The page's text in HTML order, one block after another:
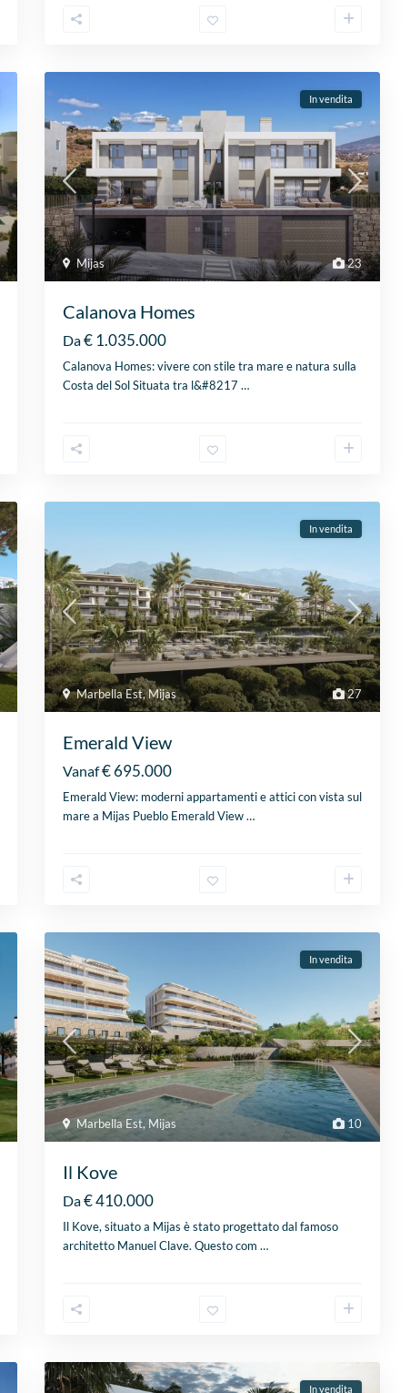
23
Mijas
In vendita
Calanova Homes
Da€ 1.035.000
Calanova Homes: vivere con stile tra mare e natura sulla
Costa del Sol Situata tra l&#8217 …
27
Marbella Est,Mijas
In vendita
Emerald View
Vanaf€ 695.000
Emerald View: moderni appartamenti e attici con vista sul
mare a Mijas Pueblo Emerald View…
10
Marbella Est, Mijas
In vendita
Il Kove
Da€ 410.000
Il Kove, situato a Mijas è stato progettato dal famoso
architetto Manuel Clave. Questo com …
In vendita